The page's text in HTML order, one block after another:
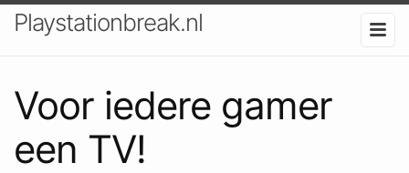
Playstationbreak.nl
Voor iedere gamer
een TV!